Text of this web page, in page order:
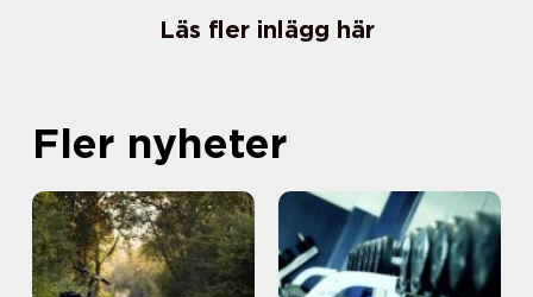
Läs fler inlägg här
Fler nyheter